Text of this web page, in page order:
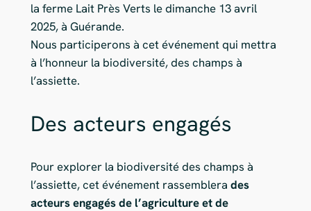
la ferme Lait Près Verts le dimanche 13 avril
2025, à Guérande.
Nous participerons à cet événement qui mettra
à l’honneur la biodiversité, des champs à
l’assiette.
Des acteurs engagés
Pour explorer la biodiversité des champs à
l’assiette, cet événement rassemblera des
acteurs engagés de l’agriculture et de